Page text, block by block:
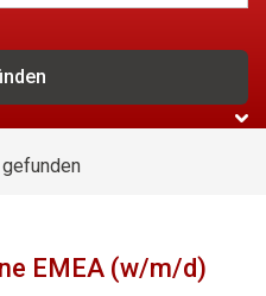
EMEA (w/m/d)